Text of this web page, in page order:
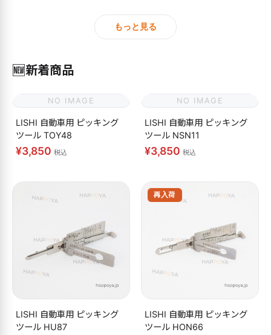
もっと見る
🆕新着商品
NO IMAGE
LISHI 自動車用 ピッキング
ツール TOY48
¥3,850 税込
NO IMAGE
LISHI 自動車用 ピッキング
ツール NSN11
¥3,850 税込
LISHI 自動車用 ピッキング
ツール HU87
再入荷
LISHI 自動車用 ピッキング
ツール HON66